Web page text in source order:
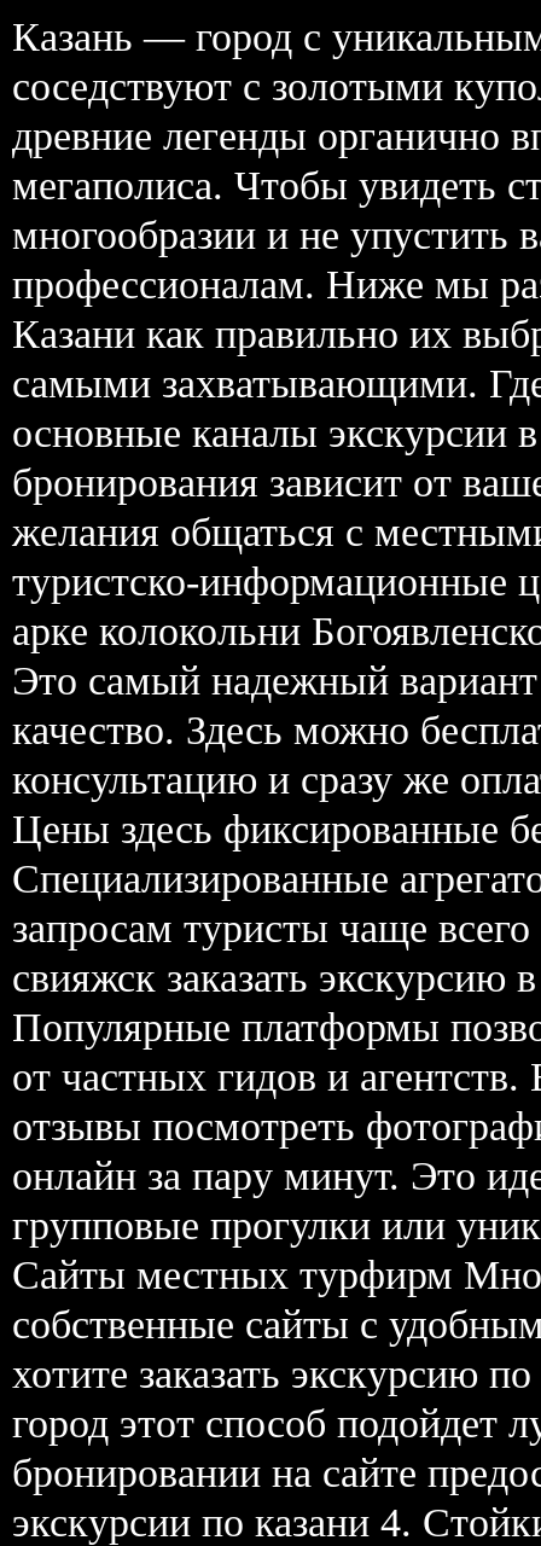
Казань — город с
соседствуют с золотыми
древние легенды органично
мегаполиса. Чтобы увидеть
многообразии и не упустить
профессионалам. Ниже мы
Казани как правильно их
самыми захватывающими.
основные каналы экскурсии
бронирования зависит от
желания общаться с
туристско-информационные
арке колокольни
Это самый надежный вариант
качество. Здесь можно
консультацию и сразу же
Цены здесь фиксированные
Специализированные
запросам туристы чаще
свияжск заказать экскурсию
Популярные платформы
от частных гидов и
отзывы посмотреть
онлайн за пару минут. Это
групповые прогулки или
Сайты местных турфирм
собственные сайты с
хотите заказать экскурсию
город этот способ подойдет
бронировании на сайте
экскурсии по казани 4.